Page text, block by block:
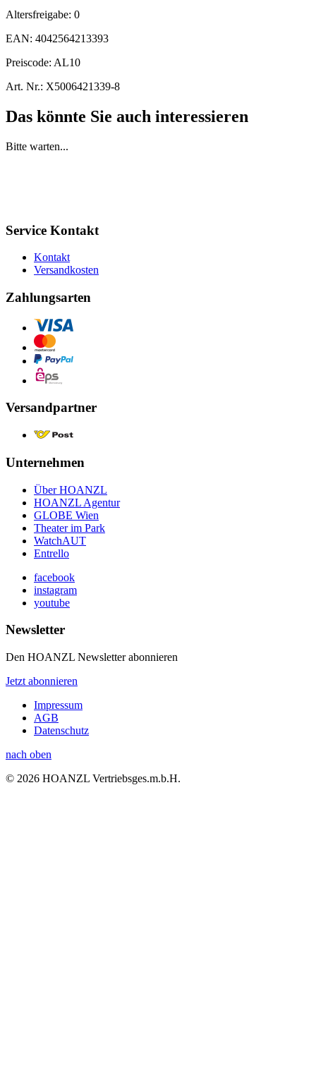
Altersfreigabe: 0
EAN: 4042564213393
Preiscode: AL10
Art. Nr.: X5006421339-8
Das könnte Sie auch interessieren
Bitte warten...
Service Kontakt
Kontakt
Versandkosten
Zahlungsarten
Versandpartner
Unternehmen
Über HOANZL
HOANZL Agentur
GLOBE Wien
Theater im Park
WatchAUT
Entrello
facebook
instagram
youtube
Newsletter
Den HOANZL Newsletter abonnieren
Jetzt abonnieren
Impressum
AGB
Datenschutz
nach oben
© 2026 HOANZL Vertriebsges.m.b.H.